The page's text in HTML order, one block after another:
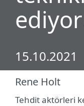
15.10.2021
Rene Holt
Tehdit aktörleri